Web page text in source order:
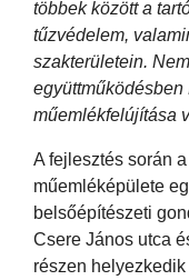
többek között a
tűzvédelem,
szakterületein.
műemlékfelújítása
A fejlesztés során
műemléképülete
belsőépítészeti
Csere János utca
részen